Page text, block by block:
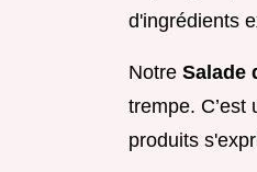
d'ingrédients
Notre Salade
trempe.
produits